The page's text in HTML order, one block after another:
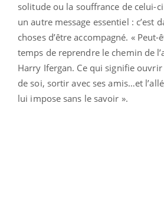
solitude ou la souffrance de celui-
un autre message essentiel : c’est
choses d’être accompagné. «
temps de reprendre le chemin de
Harry Ifergan. Ce qui signifie ouvrir
de soi, sortir avec ses amis…et
lui impose sans le savoir ».